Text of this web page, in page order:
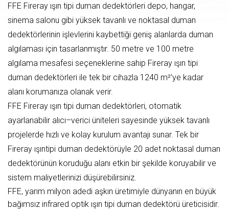
FFE Fireray ışın tipi duman dedektörleri depo, hangar,
sinema salonu gibi yüksek tavanlı ve noktasal duman
dedektörlerinin işlevlerini kaybettiği geniş alanlarda duman
algılaması için tasarlanmıştır. 50 metre ve 100 metre
algılama mesafesi seçeneklerine sahip Fireray ışın tipi
duman dedektörleri ile tek bir cihazla 1240 m²’ye kadar
alanı korumanıza olanak verir.
FFE Fireray ışın tipi duman dedektörleri, otomatik
ayarlanabilir alıcı–verici üniteleri sayesinde yüksek tavanlı
projelerde hızlı ve kolay kurulum avantajı sunar. Tek bir
Fireray ışıntipi duman dedektörüyle 20 adet noktasal duman
dedektörünün koruduğu alanı etkin bir şekilde koruyabilir ve
sistem maliyetlerinizi düşürebilirsiniz.
FFE, yarım milyon adedi aşkın üretimiyle dünyanın en büyük
bağımsız infrared optik ışın tipi duman dedektörü üreticisidir.